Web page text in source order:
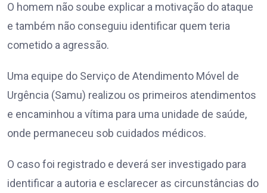
O homem não soube explicar a motivação do ataque
e também não conseguiu identificar quem teria
cometido a agressão.
Uma equipe do Serviço de Atendimento Móvel de
Urgência (Samu) realizou os primeiros atendimentos
e encaminhou a vítima para uma unidade de saúde,
onde permaneceu sob cuidados médicos.
O caso foi registrado e deverá ser investigado para
identificar a autoria e esclarecer as circunstâncias do